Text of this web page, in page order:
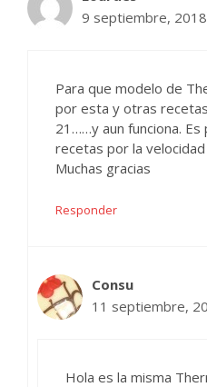
9 septiembre,
Para que modelo de
por esta y otras
21……y aun funciona.
recetas por la
Muchas gracias
Responder
Consu
11 septiembre,
Hola es la misma